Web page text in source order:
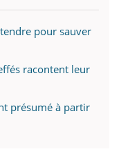
pour sauver
racontent leur
présumé à partir